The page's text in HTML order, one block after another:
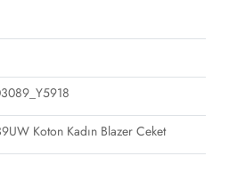
Koton Kadın Blazer Ceket